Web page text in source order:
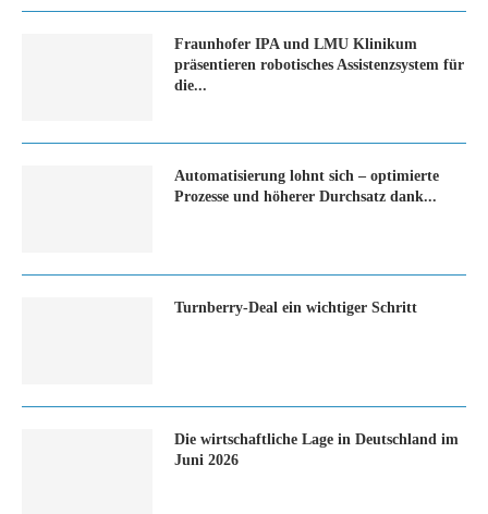
Fraunhofer IPA und LMU Klinikum
präsentieren robotisches Assistenzsystem für
die...
Automatisierung lohnt sich – optimierte
Prozesse und höherer Durchsatz dank...
Turn­ber­ry-Deal ein wich­ti­ger Schritt
Die wirtschaftliche Lage in Deutschland im
Juni 2026